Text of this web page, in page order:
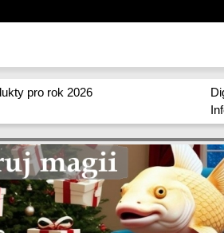
pro rok 2026